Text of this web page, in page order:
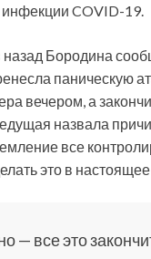
COVID-19.
назад Бородина
паническую
вечером, а
назвала
все
это в
— все это